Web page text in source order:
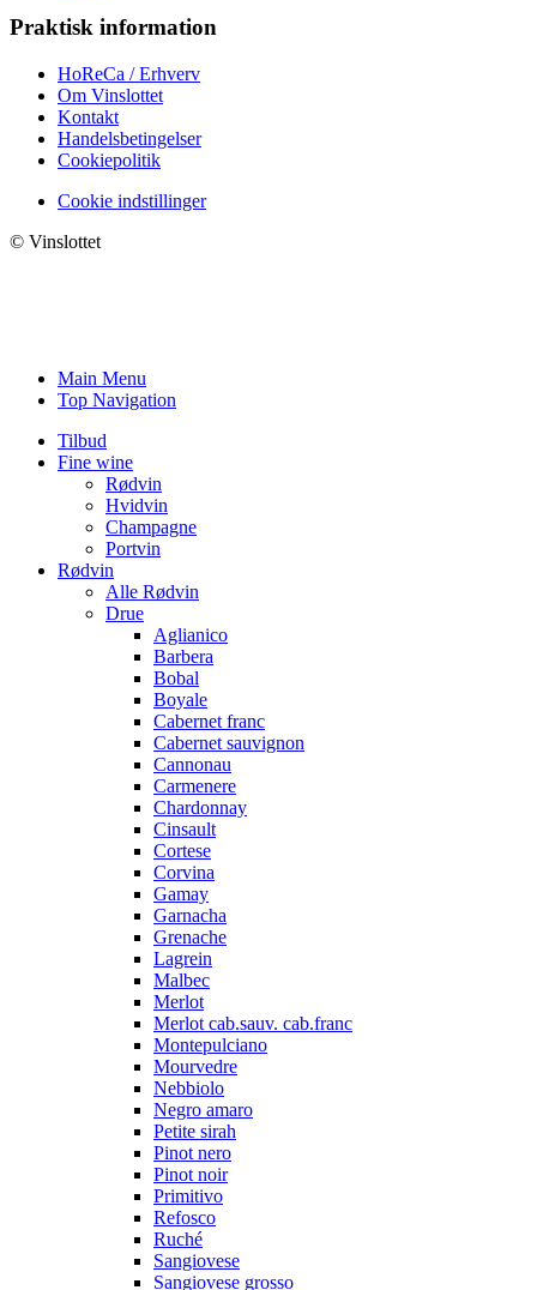
Praktisk information
HoReCa / Erhverv
Om Vinslottet
Kontakt
Handelsbetingelser
Cookiepolitik
Cookie indstillinger
© Vinslottet
Main Menu
Top Navigation
Tilbud
Fine wine
Rødvin
Hvidvin
Champagne
Portvin
Rødvin
Alle Rødvin
Drue
Aglianico
Barbera
Bobal
Boyale
Cabernet franc
Cabernet sauvignon
Cannonau
Carmenere
Chardonnay
Cinsault
Cortese
Corvina
Gamay
Garnacha
Grenache
Lagrein
Malbec
Merlot
Merlot cab.sauv. cab.franc
Montepulciano
Mourvedre
Nebbiolo
Negro amaro
Petite sirah
Pinot nero
Pinot noir
Primitivo
Refosco
Ruché
Sangiovese
Sangiovese grosso